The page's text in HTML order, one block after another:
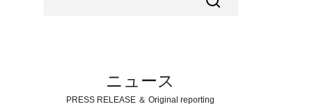
ニュース
PRESS RELEASE ＆ Original reporting